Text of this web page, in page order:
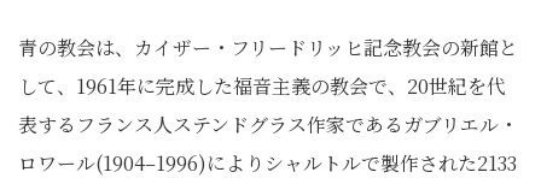
青の教会は、カイザー・フリードリッヒ記念教会の新館と
して、1961年に完成した福音主義の教会で、20世紀を代
表するフランス人ステンドグラス作家であるガブリエル・
ロワール(1904–1996)によりシャルトルで製作された2133